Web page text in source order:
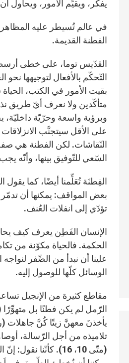
يفكّر، ويقيِّم الأمور، ويحاول
في عالم تُسيطر عليه
الفطنة القديمة.
التّحكّم بالأفعال لتوجيهها
بقيت الأمور في الكتب،
متأكّدين ولا نعرف أيّ طريق
وبرؤية واسعة وحرّيّة داخليّة،
على الأقل سيتجنَّب
النّقاشات. لكن الفطنة هي
السّعي للتّوفيق بينها، وأنّه
الفِطنَة تُعَلِّمنا أيضًا، كما
بعض المواقف: يمكنها أن تدمّر
تؤدّي إلى انفلات العُنف.
الإنسان الفَطِن يعرف كيف
الحكمة. فالحياة مكوّنة من
علينا أن نبدأ من الصِّفر
الوسائل كلّها للوصول إليه.
مقاطع كثيرة من الإنجيل
تلاميذه من أجل الرّسالة،
(متّى 10، 16).